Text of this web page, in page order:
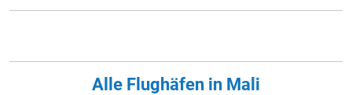
Alle Flughäfen in Mali